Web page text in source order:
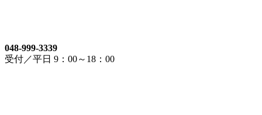
048-999-3339
受付／平日 9：00～18：00